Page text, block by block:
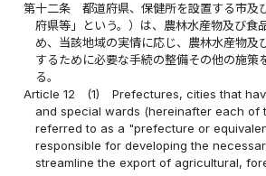
第十二条
都道府県、保健所を設置する市及
府県等」という。）は、農林水産物及び食
め、当該地域の実情に応じ、農林水産物及
するために必要な手続の整備その他の施策
る。
Article 12
(1)
Prefectures, cities that
and special wards (hereinafter each of
referred to as a "prefecture or
responsible for developing the
streamline the export of agricultural,